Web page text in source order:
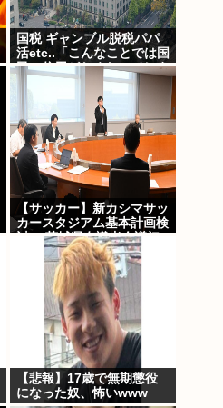
国税 ギャンブル脱税パパ
活etc..「こんなことでは国
民の信用がなくなってしま
う」
【サッカー】新カシマサッ
カースタジアム基本計画検
討へ 茨城県有識者会議初
会合 公設民営で整備方針
【悲報】17歳で無期懲役
になった奴、怖いwww